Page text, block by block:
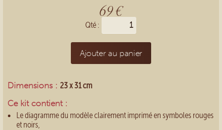
Dimensions : 23 x 31 cm
Ce kit contient :
Le diagramme du modèle clairement imprimé en symboles rouges
et noirs,
69 €
Qté :
Ajouter au panier